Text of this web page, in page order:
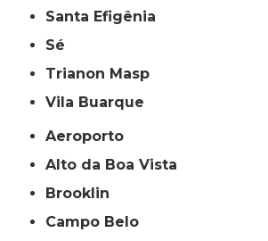
Santa Efigênia
Sé
Trianon Masp
Vila Buarque
Aeroporto
Alto da Boa Vista
Brooklin
Campo Belo